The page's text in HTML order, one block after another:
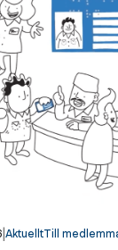
AktuelltTill